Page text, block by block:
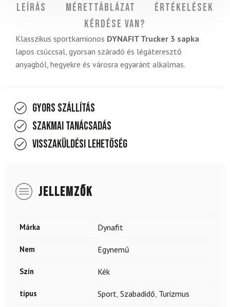
Leírás Mérettáblázat
Értékelések
Kérdése van?
Klasszikus sportkamionos DYNAFIT Trucker 3 sapka
lapos csúccsal, gyorsan száradó és légáteresztő
anyagból, hegyekre és városra egyaránt alkalmas.
Gyors szállítás
Szakmai tanácsadás
Visszaküldési lehetőség
JELLEMZŐK
Márka Dynafit
Nem Egynemű
Szín Kék
típus Sport, Szabadidő, Turizmus